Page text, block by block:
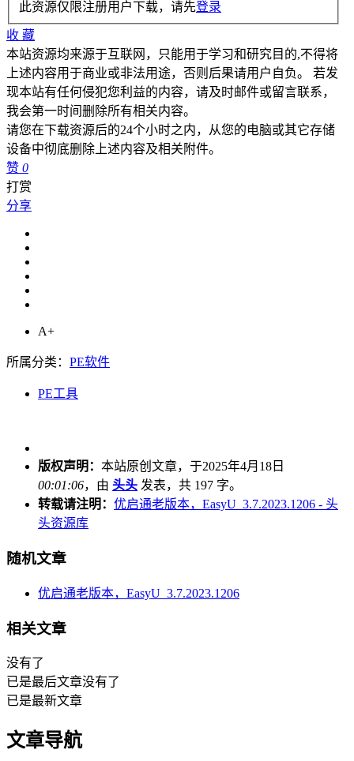
此资源仅限注册用户下载，请先登录
收 藏
本站资源均来源于互联网，只能用于学习和研究目的,不得将
上述内容用于商业或非法用途，否则后果请用户自负。 若发
现本站有任何侵犯您利益的内容，请及时邮件或留言联系，
我会第一时间删除所有相关内容。
请您在下载资源后的24个小时之内，从您的电脑或其它存储
设备中彻底删除上述内容及相关附件。
赞 0
打赏
分享
A+
所属分类： PE软件
PE工具
版权声明： 本站原创文章，于2025年4月18日
00:01:06，由 头头 发表，共 197 字。
转载请注明： 优启通老版本，EasyU_3.7.2023.1206 - 头
头资源库
随机文章
优启通老版本，EasyU_3.7.2023.1206
相关文章
没有了
已是最后文章没有了
已是最新文章
文章导航